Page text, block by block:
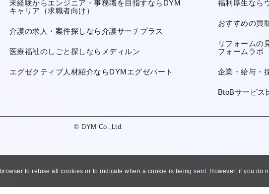
to refuse all cookies or to indicate when a cookie is being sent. However, if you do
未経験からエンジニア・事務職を目指すならDYM
キャリア（求職者向け）
介護の求人・案件探しなら介護サーチプラス
医療福祉のしごと探しならメディルン
エグゼクティブ人材紹介ならDYMエグゼパート
福利厚生なら
おすすめの買
リフォームの
フォームラボ
企業・給与・
BtoBサービス
© DYM Co.,Ltd.